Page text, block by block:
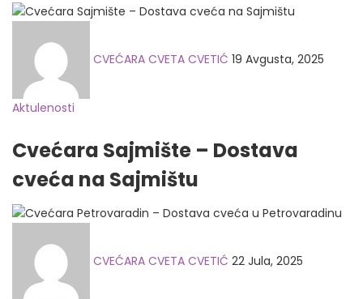
CVEĆARA CVETA CVETIĆ 19 Avgusta, 2025
Aktulenosti
Cvećara Sajmište – Dostava
cveća na Sajmištu
CVEĆARA CVETA CVETIĆ 22 Jula, 2025